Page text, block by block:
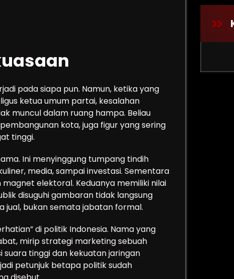
pada siapa pun. Namun, ketika yang
ketua umum partai, kesalahan
muncul dalam ruang hampa. Beliau
kota, juga figur yang sering
tinggi.
Ini menyinggung tumpang tindih
media, sampai investasi. Sementara
elektoral. Keduanya memiliki nilai
disuguhi gambaran tidak langsung
bukan semata jabatan formal.
di politik Indonesia. Nama yang
mirip strategi marketing sebuah
suara tinggi dan kekuatan jaringan
petunjuk betapa politik sudah